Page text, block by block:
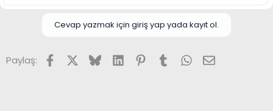
Cevap yazmak için giriş yap yada kayıt ol.
Paylaş: FacebookX (Twitter)
BlueskyLinkedInPinterest
TumblrWhatsApp
E-posta